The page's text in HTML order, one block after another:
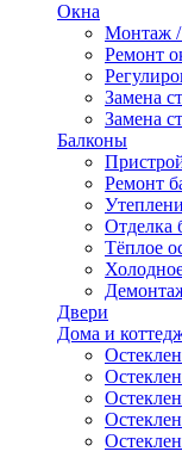
Окна
Монтаж /
Ремонт
Замена
Замена
Балконы
Ремонт
Отделка
Тёплое
Двери
Дома и